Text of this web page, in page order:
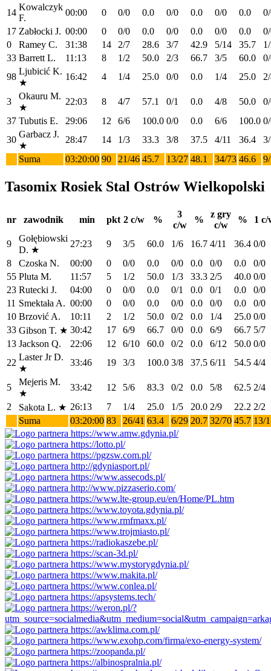
14
Kowalczyk
F.
00:00 0 0/0 0.0 0/0 0.0 0/0 0.0
17 Zabłocki J. 00:00 0 0/0 0.0 0/0 0.0 0/0 0.0
0
Ramey C. 31:38 14 2/7 28.6 3/7 42.9 5/14 35.7
33 Barrett L. 11:13 8 1/2 50.0 2/3 66.7 3/5 60.0
98
Ljubicić K.
★
16:42 4 1/4 25.0 0/0 0.0 1/4 25.0
3
Okauru M.
★
22:03 8 4/7 57.1 0/1 0.0 4/8 50.0
37 Tubutis E. 29:06 12 6/6 100.0 0/0 0.0 6/6 100.0
30
Garbacz J.
★
28:47 14 1/3 33.3 3/8 37.5 4/11 36.4
Suma
03:20:00 90 21/46 45.7 13/27 48.1 34/73 46.6
Tasomix Rosiek Stal Ostrów Wielkopolski
nr zawodnik min pkt 2 c/w %
3
c/w
%
z gry
c/w
% 1 c/
9
Gołębiowski
D. ★
27:23 9 3/5 60.0 1/6 16.7 4/11 36.4 0/0
8
Czoska N. 00:00 0 0/0 0.0 0/0 0.0 0/0 0.0
0/0
55 Pluta M. 11:57 5 1/2 50.0 1/3 33.3 2/5 40.0 0/0
23 Rutecki J. 04:00 0 0/0 0.0 0/1 0.0 0/1 0.0
0/0
11 Smektała A. 00:00 0 0/0 0.0 0/0 0.0 0/0 0.0
0/0
10 Brzović A. 10:11 2 1/2 50.0 0/2 0.0 1/4 25.0 0/0
33 Gibson T. ★ 30:42 17 6/9 66.7 0/0 0.0 6/9 66.7 5/7
13 Jackson Q. 22:06 12 6/10 60.0 0/2 0.0 6/12 50.0 0/0
22
Laster Jr D.
★
33:46 19 3/3 100.0 3/8 37.5 6/11 54.5 4/4
5
Mejeris M.
★
33:42 12 5/6 83.3 0/2 0.0 5/8 62.5 2/4
2
Sakota L. ★ 26:13 7 1/4 25.0 1/5 20.0 2/9 22.2 2/2
Suma
03:20:00 83 26/41 63.4 6/29 20.7 32/70 45.7 13/